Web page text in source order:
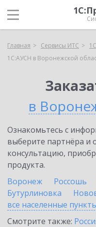
Главная Сервисы ИТС
1С:АУСН в Воронежской
в
Ознакомьтесь с
выберите партнёра и
консультацию,
продукта.
Воронеж
Россошь
Бутурлиновка
все населенные
Смотрите также: